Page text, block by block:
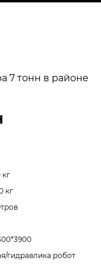
7 тонн в районе
кг
гидравлика робот